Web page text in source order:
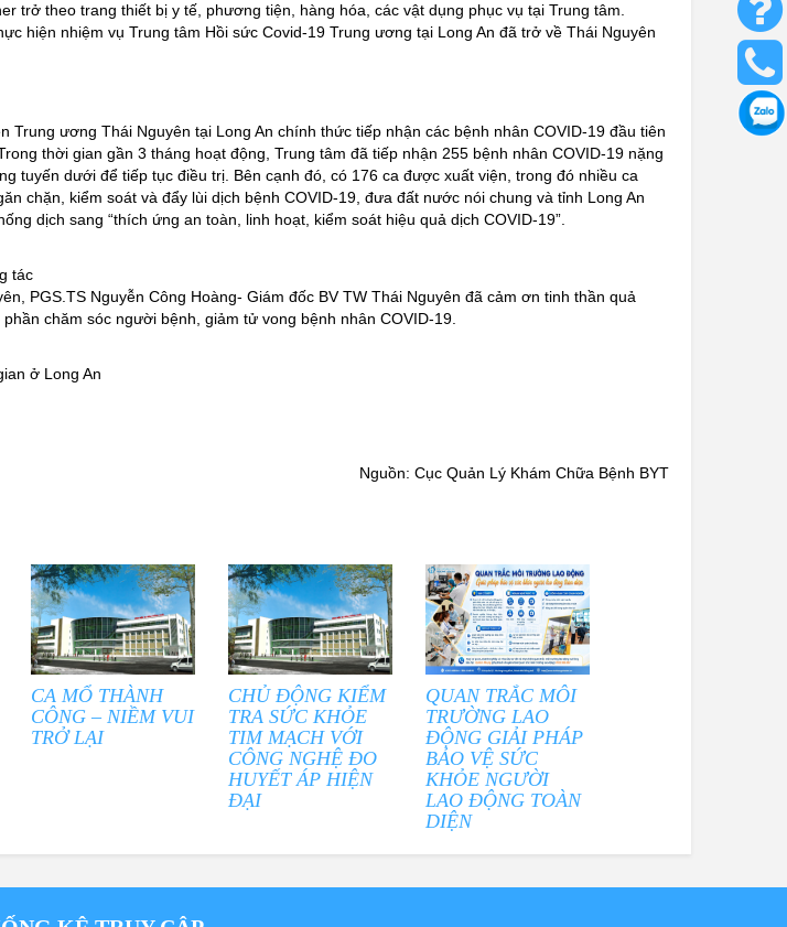
trở theo trang thiết bị y tế, phương tiện, hàng hóa, các vật dụng phục vụ tại Trung tâm.
hiện nhiệm vụ Trung tâm Hồi sức Covid-19 Trung ương tại Long An đã trở về Thái Nguyên
ương Thái Nguyên tại Long An chính thức tiếp nhận các bệnh nhân COVID-19 đầu tiên
thời gian gần 3 tháng hoạt động, Trung tâm đã tiếp nhận 255 bệnh nhân COVID-19 nặng
tuyến dưới để tiếp tục điều trị. Bên cạnh đó, có 176 ca được xuất viện, trong đó nhiều ca
chặn, kiểm soát và đẩy lùi dịch bệnh COVID-19, đưa đất nước nói chung và tỉnh Long An
dịch sang “thích ứng an toàn, linh hoạt, kiểm soát hiệu quả dịch COVID-19”.
tác
PGS.TS Nguyễn Công Hoàng- Giám đốc BV TW Thái Nguyên đã cảm ơn tinh thần quả
chăm sóc người bệnh, giảm tử vong bệnh nhân COVID-19.
ở Long An
Nguồn: Cục Quản Lý Khám Chữa Bệnh BYT
CA MỔ THÀNH
CÔNG – NIỀM VUI
TRỞ LẠI
CHỦ ĐỘNG KIỂM
TRA SỨC KHỎE
TIM MẠCH VỚI
CÔNG NGHỆ ĐO
HUYẾT ÁP HIỆN
ĐẠI
QUAN TRẮC MÔI
TRƯỜNG LAO
ĐỘNG GIẢI PHÁP
BẢO VỆ SỨC
KHỎE NGƯỜI
LAO ĐỘNG TOÀN
DIỆN